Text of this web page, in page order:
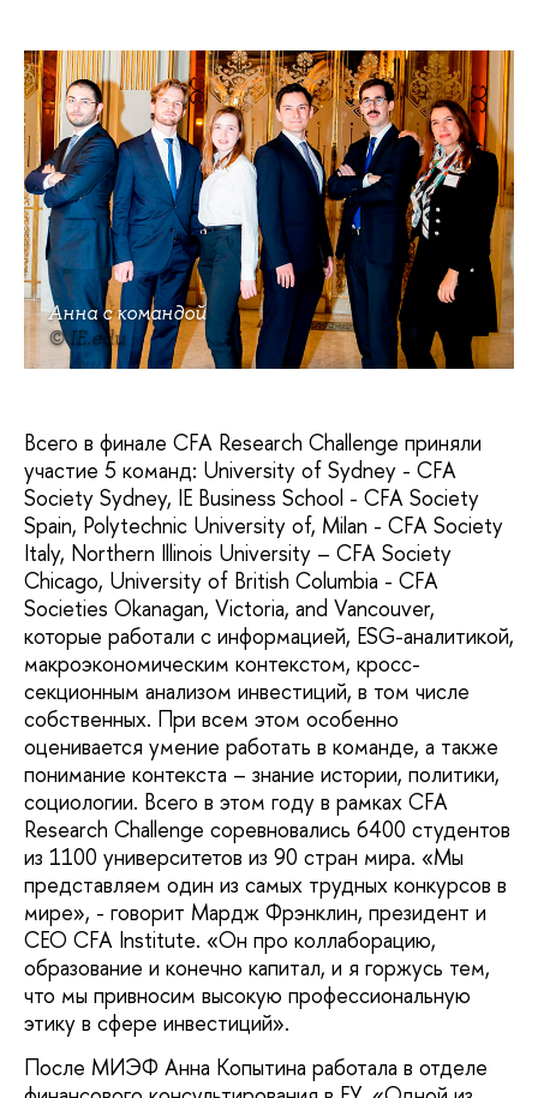
Анна с командой
© IE.edu
Всего в финале CFA Research Challenge приняли
участие 5 команд: University of Sydney - CFA
Society Sydney, IE Business School - CFA Society
Spain, Polytechnic University of, Milan - CFA Society
Italy, Northern Illinois University – CFA Society
Chicago, University of British Columbia - CFA
Societies Okanagan, Victoria, and Vancouver,
которые работали с информацией, ESG-аналитикой,
макроэкономическим контекстом, кросс-
секционным анализом инвестиций, в том числе
собственных. При всем этом особенно
оценивается умение работать в команде, а также
понимание контекста – знание истории, политики,
социологии. Всего в этом году в рамках CFA
Research Challenge соревновались 6400 студентов
из 1100 университетов из 90 стран мира. «Мы
представляем один из самых трудных конкурсов в
мире», - говорит Мардж Фрэнклин, президент и
СЕО CFA Institute. «Он про коллаборацию,
образование и конечно капитал, и я горжусь тем,
что мы привносим высокую профессиональную
этику в сфере инвестиций».
После МИЭФ Анна Копытина работала в отделе